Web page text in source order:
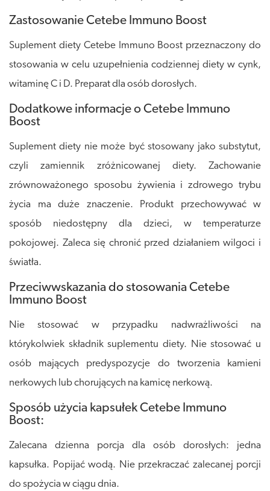
Zastosowanie Cetebe Immuno Boost
Suplement diety Cetebe Immuno Boost przeznaczony do
stosowania w celu uzupełnienia codziennej diety w cynk,
witaminę C i D. Preparat dla osób dorosłych.
Dodatkowe informacje o Cetebe Immuno
Boost
Suplement diety nie może być stosowany jako substytut,
czyli zamiennik zróżnicowanej diety. Zachowanie
zrównoważonego sposobu żywienia i zdrowego trybu
życia ma duże znaczenie. Produkt przechowywać w
sposób niedostępny dla dzieci, w temperaturze
pokojowej. Zaleca się chronić przed działaniem wilgoci i
światła.
Przeciwwskazania do stosowania Cetebe
Immuno Boost
Nie stosować w przypadku nadwrażliwości na
którykolwiek składnik suplementu diety. Nie stosować u
osób mających predyspozycje do tworzenia kamieni
nerkowych lub chorujących na kamicę nerkową.
Sposób użycia kapsułek Cetebe Immuno
Boost:
Zalecana dzienna porcja dla osób dorosłych: jedna
kapsułka. Popijać wodą. Nie przekraczać zalecanej porcji
do spożycia w ciągu dnia.